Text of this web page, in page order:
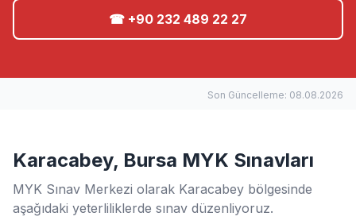
☎ +90 232 489 22 27
Son Güncelleme: 08.08.2026
Karacabey, Bursa MYK Sınavları
MYK Sınav Merkezi olarak Karacabey bölgesinde
aşağıdaki yeterliliklerde sınav düzenliyoruz.